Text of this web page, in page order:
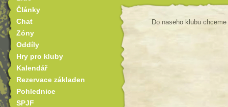
Do naseho klubu
Články
Chat
Zóny
Oddíly
Hry pro kluby
Kalendář
Rezervace základen
Pohlednice
SPJF